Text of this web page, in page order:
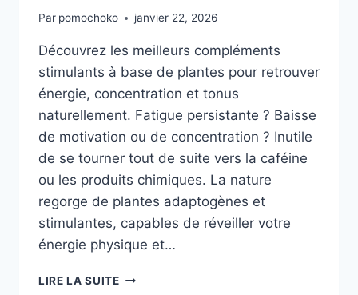
NATURELLES
LES
HOMMES
Par pomochoko janvier 22, 2026
Découvrez les meilleurs compléments
stimulants à base de plantes pour retrouver
énergie, concentration et tonus
naturellement. Fatigue persistante ? Baisse
de motivation ou de concentration ? Inutile
de se tourner tout de suite vers la caféine
ou les produits chimiques. La nature
regorge de plantes adaptogènes et
stimulantes, capables de réveiller votre
énergie physique et…
LIRE LA SUITECOMPLÉMENT